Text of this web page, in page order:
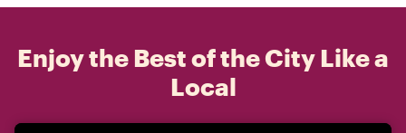
Enjoy the Best of the City Like a
Local